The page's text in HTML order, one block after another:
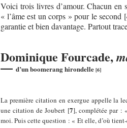
Voici trois livres d’amour. Chacun en
« l’âme est un corps » pour le second [
garantie et bien davantage. Partout
Dominique Fourcade,
—d’un boomerang hirondelle[6]
La première citation en exergue appelle la
une citation de Joubert[7], complétée par :
moi. Puis cette question : « Et elle, d’où